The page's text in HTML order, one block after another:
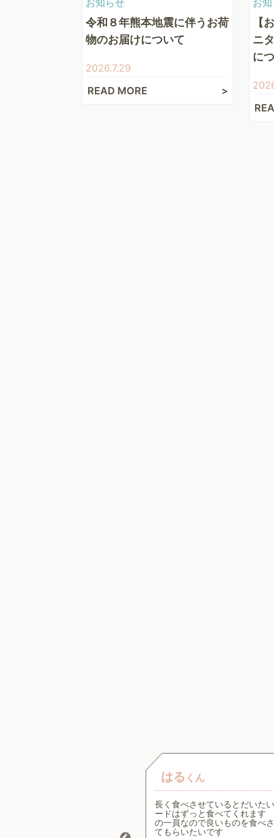
お知らせ
令和８年熊本地震に伴うお荷
物のお届けについて
2026.7.29
READ MORE
お
【
ニ
に
はる くん
長く食べさせているとだいた
ードはずっと食べてくれま
の一員なので良いものを食べ
てもらいたいです